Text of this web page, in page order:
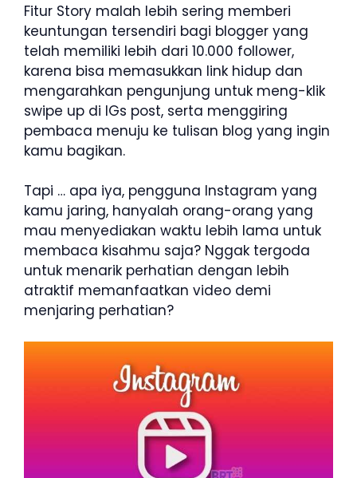
Fitur Story malah lebih sering memberi
keuntungan tersendiri bagi blogger yang
telah memiliki lebih dari 10.000 follower,
karena bisa memasukkan link hidup dan
mengarahkan pengunjung untuk meng-klik
swipe up di IGs post, serta menggiring
pembaca menuju ke tulisan blog yang ingin
kamu bagikan.
Tapi … apa iya, pengguna Instagram yang
kamu jaring, hanyalah orang-orang yang
mau menyediakan waktu lebih lama untuk
membaca kisahmu saja? Nggak tergoda
untuk menarik perhatian dengan lebih
atraktif memanfaatkan video demi
menjaring perhatian?